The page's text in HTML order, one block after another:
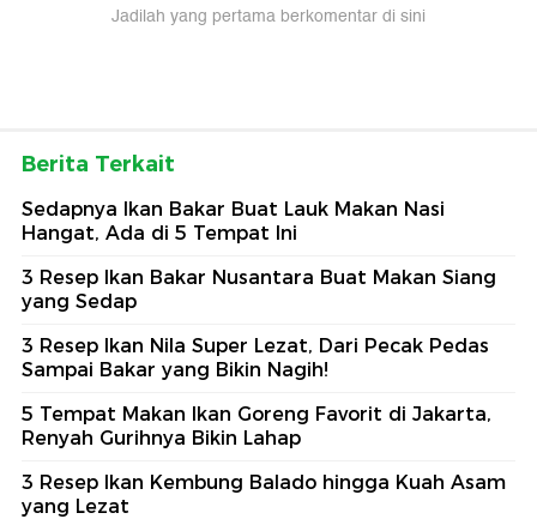
Jadilah yang pertama berkomentar di sini
Berita Terkait
Sedapnya Ikan Bakar Buat Lauk Makan Nasi
Hangat, Ada di 5 Tempat Ini
3 Resep Ikan Bakar Nusantara Buat Makan Siang
yang Sedap
3 Resep Ikan Nila Super Lezat, Dari Pecak Pedas
Sampai Bakar yang Bikin Nagih!
5 Tempat Makan Ikan Goreng Favorit di Jakarta,
Renyah Gurihnya Bikin Lahap
3 Resep Ikan Kembung Balado hingga Kuah Asam
yang Lezat